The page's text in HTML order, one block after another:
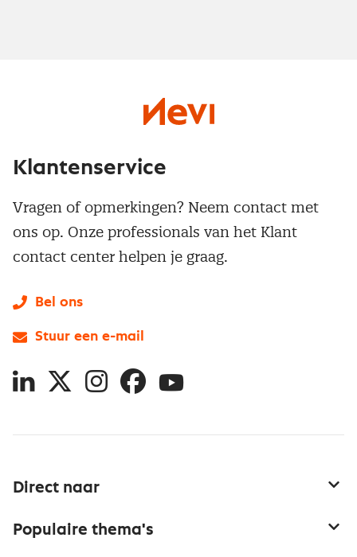
Direct naar
Populaire thema's
Klantenservice
Vragen of opmerkingen? Neem contact met
ons op. Onze professionals van het Klant
contact center helpen je graag.
Bel ons
Stuur een e-mail
LinkedIn
X InstagramFacebookYouTube